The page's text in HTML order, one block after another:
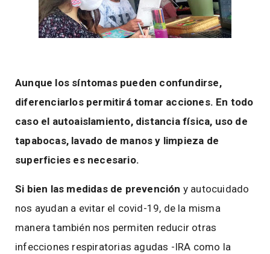
Aunque los síntomas pueden confundirse,
diferenciarlos permitirá tomar acciones. En todo
caso el autoaislamiento, distancia física, uso de
tapabocas, lavado de manos y limpieza de
superficies es necesario.
Si bien las medidas de prevención y autocuidado
nos ayudan a evitar el covid-19, de la misma
manera también nos permiten reducir otras
infecciones respiratorias agudas -IRA como la